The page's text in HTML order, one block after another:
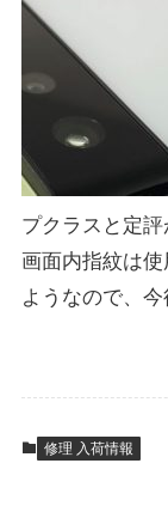
プクラスと定評
画面内指紋は
ようなので、
修理 入荷情報